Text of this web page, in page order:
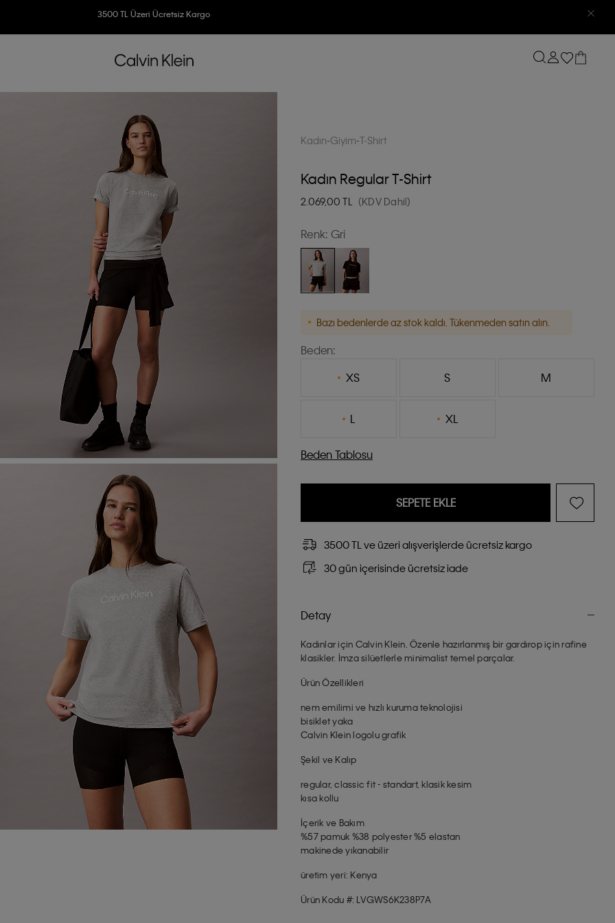
7500 TL Ve Üzeri Alışverişlerinizde 6 Taksit İmkanı
Kadın Giyim T-Shirt
Kadın Regular T-Shirt
2.069,00 TL (KDV Dahil)
Renk: Gri
Bazı bedenlerde az stok kaldı. Tükenmeden satın alın.
Beden:
XS
S M
L XL
Beden Tablosu
SEPETE EKLE
3500 TL ve üzeri alışverişlerde ücretsiz kargo
30 gün içerisinde ücretsiz iade
Detay
Kadınlar için Calvin Klein. Özenle hazırlanmış bir gardırop için rafine
klasikler. İmza silüetlerle minimalist temel parçalar.
Ürün Özellikleri
nem emilimi ve hızlı kuruma teknolojisi
bisiklet yaka
Calvin Klein logolu grafik
Şekil ve Kalıp
regular, classic fit - standart, klasik kesim
kısa kollu
İçerik ve Bakım
%57 pamuk %38 polyester %5 elastan
makinede yıkanabilir
üretim yeri: Kenya
Ürün Kodu #: LVGWS6K238P7A